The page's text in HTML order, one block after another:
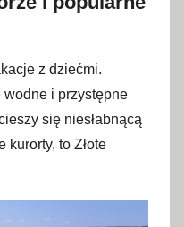
z dziećmi.
i przystępne
się niesłabnącą
to Złote